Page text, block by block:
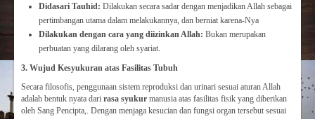
Didasari Tauhid: Dilakukan secara sadar dengan menjadikan Allah sebagai
pertimbangan utama dalam melakukannya, dan berniat karena-Nya
Dilakukan dengan cara yang diizinkan Allah: Bukan merupakan
perbuatan yang dilarang oleh syariat.
3. Wujud Kesyukuran atas Fasilitas Tubuh
Secara filosofis, penggunaan sistem reproduksi dan urinari sesuai aturan Allah
adalah bentuk nyata dari rasa syukur manusia atas fasilitas fisik yang diberikan
oleh Sang Pencipta,. Dengan menjaga kesucian dan fungsi organ tersebut sesuai